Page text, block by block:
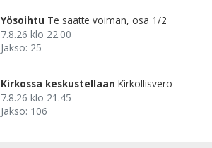
Yösoihtu Te saatte voiman, osa 1/2
7.8.26 klo 22.00
Jakso: 25
Kirkossa keskustellaan Kirkollisvero
7.8.26 klo 21.45
Jakso: 106